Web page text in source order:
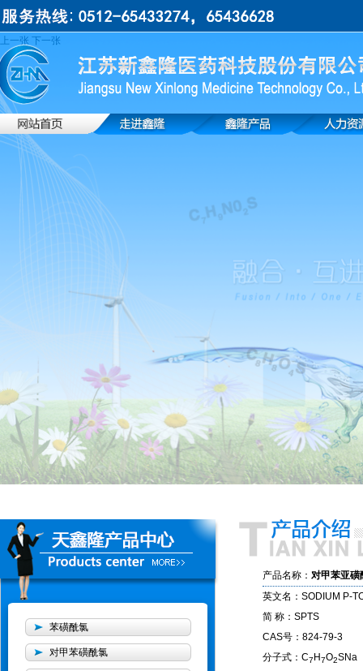
上一张 下一张
苯磺酰氯
对甲苯磺酰氯
产品名称： 对甲苯亚磺
英文名：SODIUM P-
简 称：SPTS
CAS号：824-79-3
分子式：C7 H7O2SNa